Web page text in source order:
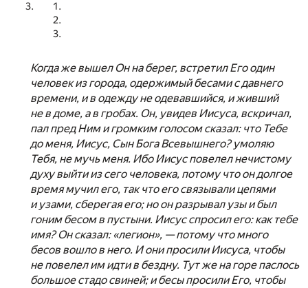
Когда же вышел Он на берег, встретил Его один
человек из города, одержимый бесами с давнего
времени, и в одежду не одевавшийся, и живший
не в доме, а в гробах. Он, увидев Иисуса, вскричал,
пал пред Ним и громким голосом сказал: что Тебе
до меня, Иисус, Сын Бога Всевышнего? умоляю
Тебя, не мучь меня. Ибо Иисус повелел нечистому
духу выйти из сего человека, потому что он долгое
время мучил его, так что его связывали цепями
и узами, сберегая его; но он разрывал узы и был
гоним бесом в пустыни. Иисус спросил его: как тебе
имя? Он сказал: «легион», — потому что много
бесов вошло в него. И они просили Иисуса, чтобы
не повелел им идти в бездну. Тут же на горе паслось
большое стадо свиней; и бесы просили Его, чтобы